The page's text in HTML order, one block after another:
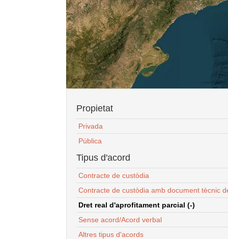
Propietat
Privada
Pública
Tipus d'acord
Contracte de custòdia
Contracte de custòdia amb document tècnic
Dret real d'aprofitament parcial (-)
Sense acord/Acord verbal
Altres tipus d'acords